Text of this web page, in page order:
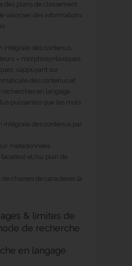
des plans de classement
valoriser des informations
:
intégrale des contenus
« morphosyntaxiques,
s’appuyant sur
des contenus et
recherches en langage
puissantes que les mots
intégrale des contenus par
métadonnées
et/ou plan de
de chaines de caractères (à
& limites de
de recherche
en langage